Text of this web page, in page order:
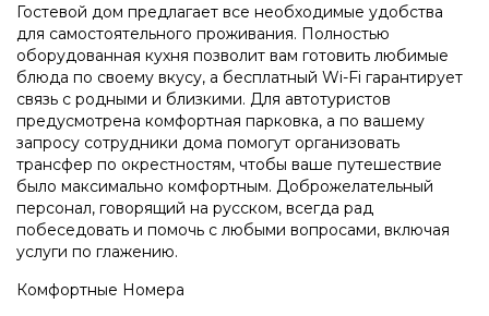
Гостевой дом предлагает все необходимые удобства
для самостоятельного проживания. Полностью
оборудованная кухня позволит вам готовить любимые
блюда по своему вкусу, а бесплатный Wi-Fi гарантирует
связь с родными и близкими. Для автотуристов
предусмотрена комфортная парковка, а по вашему
запросу сотрудники дома помогут организовать
трансфер по окрестностям, чтобы ваше путешествие
было максимально комфортным. Доброжелательный
персонал, говорящий на русском, всегда рад
побеседовать и помочь с любыми вопросами, включая
услуги по глажению.
Комфортные Номера